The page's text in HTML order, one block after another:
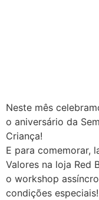
Neste mês
o aniversário da
Criança!
E para comemorar,
Valores na loja Red
o workshop
condições especiais!